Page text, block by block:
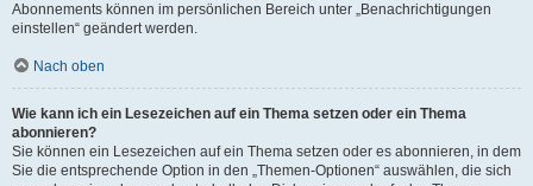
Abonnements können im persönlichen Bereich unter „Benachrichtigungen
einstellen“ geändert werden.
Nach oben
Wie kann ich ein Lesezeichen auf ein Thema setzen oder ein Thema
abonnieren?
Sie können ein Lesezeichen auf ein Thema setzen oder es abonnieren, in dem
Sie die entsprechende Option in den „Themen-Optionen“ auswählen, die sich